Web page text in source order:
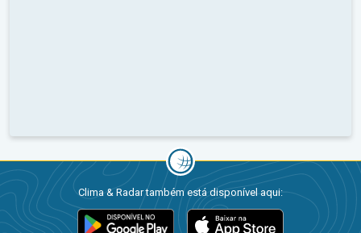
Clima & Radar também está disponível aqui: